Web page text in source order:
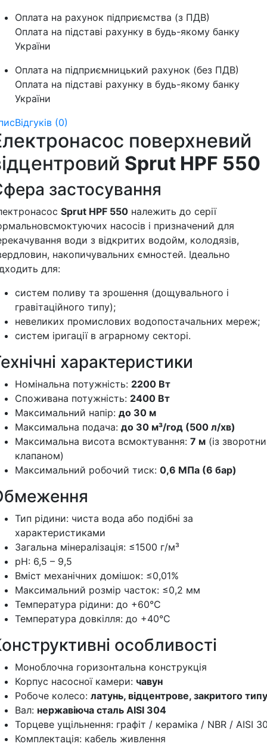
Оплата на рахунок підприємства (з ПДВ)
Оплата на підставі рахунку в будь-якому банку
України
Оплата на підприємницький рахунок (без ПДВ)
Оплата на підставі рахунку в будь-якому банку
України
Відгуків (0)
поверхневий
Sprut HPF 550
застосування
Sprut HPF 550 належить до серії
насосів і призначений для
води з відкритих водойм, колодязів,
накопичувальних ємностей. Ідеально
для:
систем поливу та зрошення (дощувального і
гравітаційного типу);
невеликих промислових водопостачальних мереж;
систем іригації в аграрному секторі.
характеристики
Номінальна потужність: 2200 Вт
Споживана потужність: 2400 Вт
Максимальний напір: до 30 м
Максимальна подача: до 30 м³/год (500 л/хв)
Максимальна висота всмоктування: 7 м (із
клапаном)
Максимальний робочий тиск: 0,6 МПа (6 бар)
Тип рідини: чиста вода або подібні за
характеристиками
Загальна мінералізація: ≤1500 г/м³
рН: 6,5 – 9,5
Вміст механічних домішок: ≤0,01%
Максимальний розмір часток: ≤0,2 мм
Температура рідини: до +60°C
Температура довкілля: до +40°C
особливості
Моноблочна горизонтальна конструкція
Корпус насосної камери: чавун
Робоче колесо: латунь, відцентрове, закритого типу
Вал: нержавіюча сталь AISI 304
Торцеве ущільнення: графіт / кераміка / NBR / AISI
Комплектація: кабель живлення